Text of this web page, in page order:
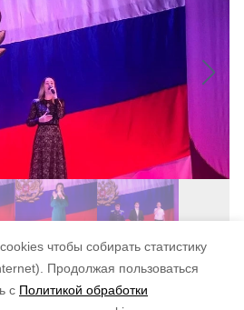
чтобы собирать статистику
Продолжая пользоваться
с Политикой обработки